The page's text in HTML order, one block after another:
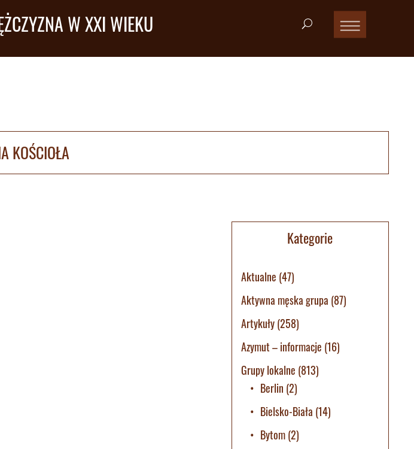
W XXI WIEKU
KOŚCIOŁA
Kategorie
Aktualne (47)
Aktywna męska grupa (87)
Artykuły(258)
Azymut – informacje (16)
Grupy lokalne (813)
Berlin (2)
Bielsko-Biała (14)
Bytom(2)